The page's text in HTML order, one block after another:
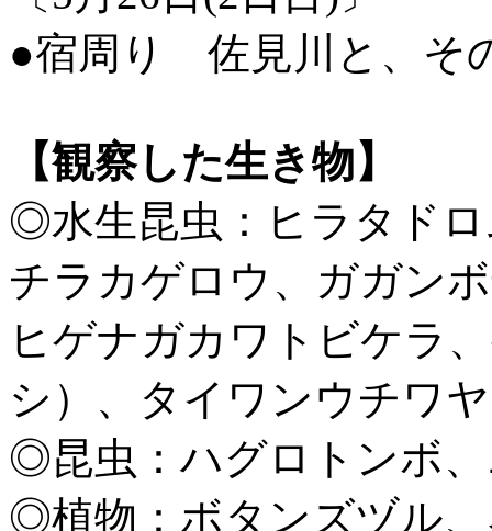
●宿周り 佐見川と、そ
【観察した生き物】
◎水生昆虫：ヒラタド
チラカゲロウ、ガガン
ヒゲナガカワトビケラ
シ）、タイワンウチワ
◎昆虫：ハグロトンボ
◎植物：ボタンズヅル